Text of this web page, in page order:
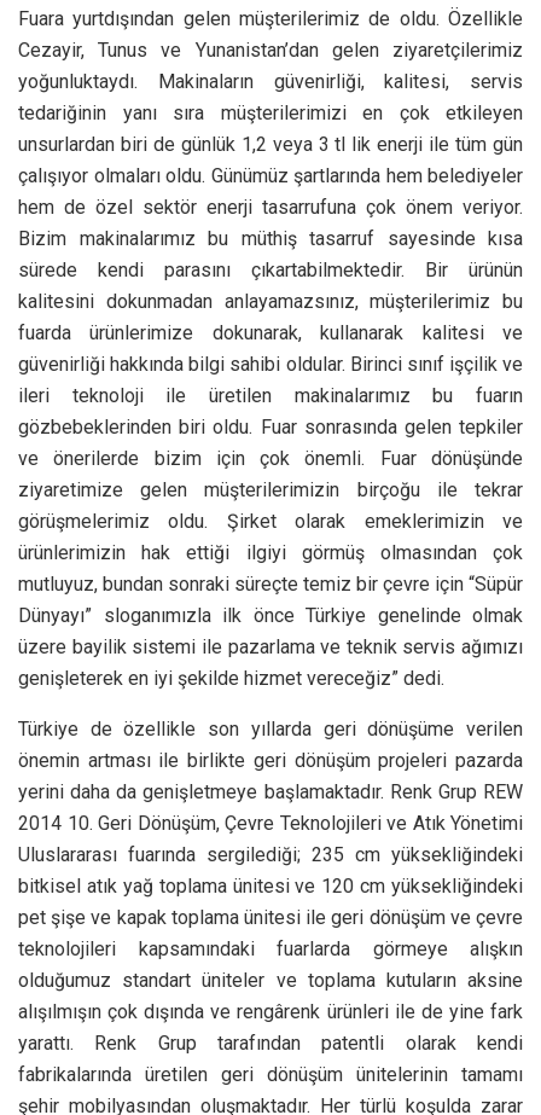
Fuara yurtdışından gelen müşterilerimiz de oldu. Özellikle
Cezayir, Tunus ve Yunanistan’dan gelen ziyaretçilerimiz
yoğunluktaydı. Makinaların güvenirliği, kalitesi, servis
tedariğinin yanı sıra müşterilerimizi en çok etkileyen
unsurlardan biri de günlük 1,2 veya 3 tl lik enerji ile tüm gün
çalışıyor olmaları oldu. Günümüz şartlarında hem belediyeler
hem de özel sektör enerji tasarrufuna çok önem veriyor.
Bizim makinalarımız bu müthiş tasarruf sayesinde kısa
sürede kendi parasını çıkartabilmektedir. Bir ürünün
kalitesini dokunmadan anlayamazsınız, müşterilerimiz bu
fuarda ürünlerimize dokunarak, kullanarak kalitesi ve
güvenirliği hakkında bilgi sahibi oldular. Birinci sınıf işçilik ve
ileri teknoloji ile üretilen makinalarımız bu fuarın
gözbebeklerinden biri oldu. Fuar sonrasında gelen tepkiler
ve önerilerde bizim için çok önemli. Fuar dönüşünde
ziyaretimize gelen müşterilerimizin birçoğu ile tekrar
görüşmelerimiz oldu. Şirket olarak emeklerimizin ve
ürünlerimizin hak ettiği ilgiyi görmüş olmasından çok
mutluyuz, bundan sonraki süreçte temiz bir çevre için “Süpür
Dünyayı” sloganımızla ilk önce Türkiye genelinde olmak
üzere bayilik sistemi ile pazarlama ve teknik servis ağımızı
genişleterek en iyi şekilde hizmet vereceğiz” dedi.
Türkiye de özellikle son yıllarda geri dönüşüme verilen
önemin artması ile birlikte geri dönüşüm projeleri pazarda
yerini daha da genişletmeye başlamaktadır. Renk Grup REW
2014 10. Geri Dönüşüm, Çevre Teknolojileri ve Atık Yönetimi
Uluslararası fuarında sergilediği; 235 cm yüksekliğindeki
bitkisel atık yağ toplama ünitesi ve 120 cm yüksekliğindeki
pet şişe ve kapak toplama ünitesi ile geri dönüşüm ve çevre
teknolojileri kapsamındaki fuarlarda görmeye alışkın
olduğumuz standart üniteler ve toplama kutuların aksine
alışılmışın çok dışında ve rengârenk ürünleri ile de yine fark
yarattı. Renk Grup tarafından patentli olarak kendi
fabrikalarında üretilen geri dönüşüm ünitelerinin tamamı
şehir mobilyasından oluşmaktadır. Her türlü koşulda zarar